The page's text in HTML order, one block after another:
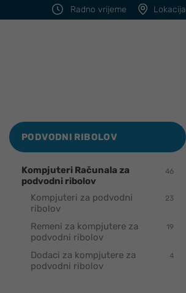
Radno vrijeme Lokacija
PODVODNI RIBOLOV
Kompjuteri Računala za
podvodni ribolov
46
Kompjuteri za podvodni
ribolov
23
Remeni za kompjutere za
podvodni ribolov
19
Dodaci za kompjutere za
podvodni ribolov
4